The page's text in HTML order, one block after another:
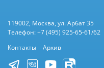
119002, Москва, ул. Арбат 35
Телефон: +7 (495) 925-65-61/62
Контакты
Архив